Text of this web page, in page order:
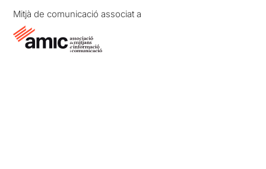
Mitjà de comunicació associat a